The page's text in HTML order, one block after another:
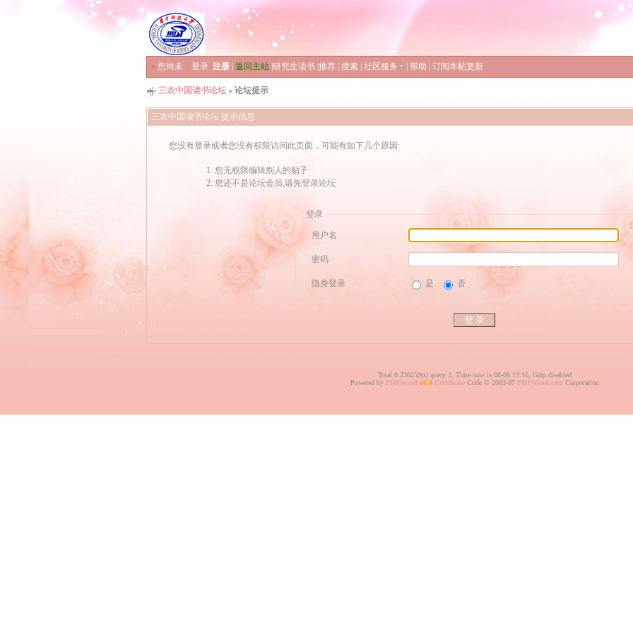
» 您尚未 登录 注册 返回主站 研究生读书 推荐 搜索 社区服务 帮助 订阅本帖更新
三农中国读书论坛 » 论坛提示
三农中国读书论坛 提示信息
您没有登录或者您没有权限访问此页面，可能有如下几个原因:
您无权限编辑别人的贴子
您还不是论坛会员,请先登录论坛
登录
用户名
密码
隐身登录 是 否
Total 0.236259(s) query 2, Time now is:08-06 19:16, Gzip disabled
Powered by PHPWind v6.0 Certificate Code © 2003-07 PHPWind.com Corporation